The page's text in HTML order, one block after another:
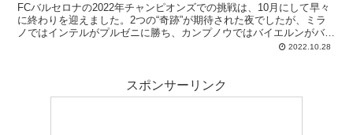
FCバルセロナの2022年チャンピオンズでの挑戦は、10月にして早々
に終わりを迎えました。2つの“奇跡”が期待された夜でしたが、ミラ
ノではインテルがプルゼニに勝ち、カンプノウではバイエルンがバル
サを撃沈。誇りと意地を見せての敗退には遠く、残念なイメージだけ
2022.10.28
スポンサーリンク